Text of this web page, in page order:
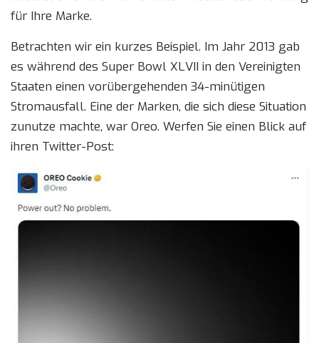
für Ihre Marke.
Betrachten wir ein kurzes Beispiel. Im Jahr 2013 gab
es während des Super Bowl XLVII in den Vereinigten
Staaten einen vorübergehenden 34-minütigen
Stromausfall. Eine der Marken, die sich diese Situation
zunutze machte, war Oreo. Werfen Sie einen Blick auf
ihren Twitter-Post: